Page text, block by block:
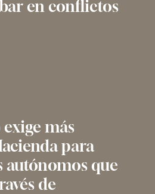
en conflictos
más
para
autónomos que
de